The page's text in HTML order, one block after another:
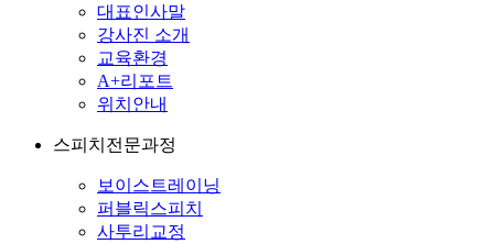
대표인사말
강사진 소개
교육환경
A+리포트
위치안내
스피치전문과정
보이스트레이닝
퍼블릭스피치
사투리교정